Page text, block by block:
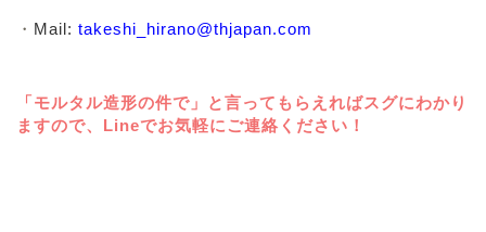
・ Mail: takeshi_hirano@thjapan.com
「モルタル造形の件で」と言ってもらえればスグにわかり
ますので、Lineでお気軽にご連絡ください！